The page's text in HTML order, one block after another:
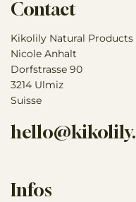
Contact
Kikolily Natural Products
Nicole Anhalt
Dorfstrasse 90
3214 Ulmiz
Suisse
Infos